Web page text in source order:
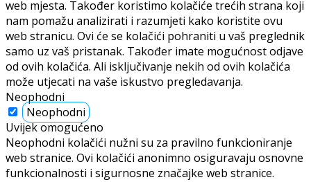
web mjesta. Također koristimo kolačiće trećih strana koji
nam pomažu analizirati i razumjeti kako koristite ovu
web stranicu. Ovi će se kolačići pohraniti u vaš preglednik
samo uz vaš pristanak. Također imate mogućnost odjave
od ovih kolačića. Ali isključivanje nekih od ovih kolačića
može utjecati na vaše iskustvo pregledavanja.
Neophodni
Neophodni
Uvijek omogućeno
Neophodni kolačići nužni su za pravilno funkcioniranje
web stranice. Ovi kolačići anonimno osiguravaju osnovne
funkcionalnosti i sigurnosne značajke web stranice.